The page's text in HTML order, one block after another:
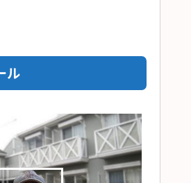
ル